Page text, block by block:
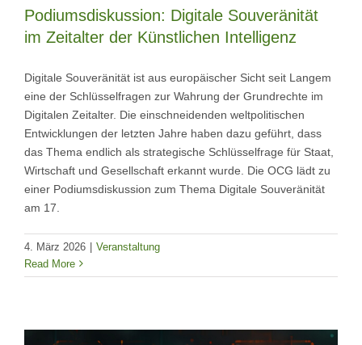
Podiumsdiskussion: Digitale Souveränität
im Zeitalter der Künstlichen Intelligenz
Digitale Souveränität ist aus europäischer Sicht seit Langem
eine der Schlüsselfragen zur Wahrung der Grundrechte im
Digitalen Zeitalter. Die einschneidenden weltpolitischen
Entwicklungen der letzten Jahre haben dazu geführt, dass
das Thema endlich als strategische Schlüsselfrage für Staat,
Wirtschaft und Gesellschaft erkannt wurde. Die OCG lädt zu
einer Podiumsdiskussion zum Thema Digitale Souveränität
am 17.
4. März 2026
Veranstaltung
Read More